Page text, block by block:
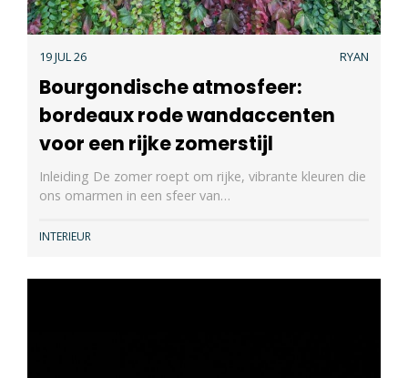
19 JUL 26 RYAN
Bourgondische atmosfeer:
bordeaux rode wandaccenten
voor een rijke zomerstijl
Inleiding De zomer roept om rijke, vibrante kleuren die
ons omarmen in een sfeer van…
INTERIEUR